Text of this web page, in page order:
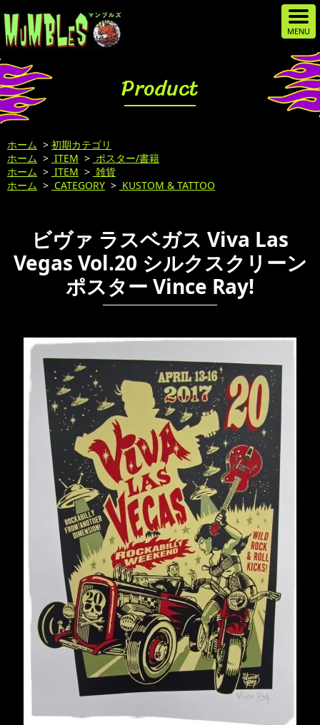
Product
ホーム > 初期カテゴリ
ホーム > ITEM > ポスター/書籍
ホーム > ITEM > 雑貨
ホーム > CATEGORY > KUSTOM & TATTOO
ビヴァ ラスベガス Viva Las
Vegas Vol.20 シルクスクリーン
ポスター Vince Ray!